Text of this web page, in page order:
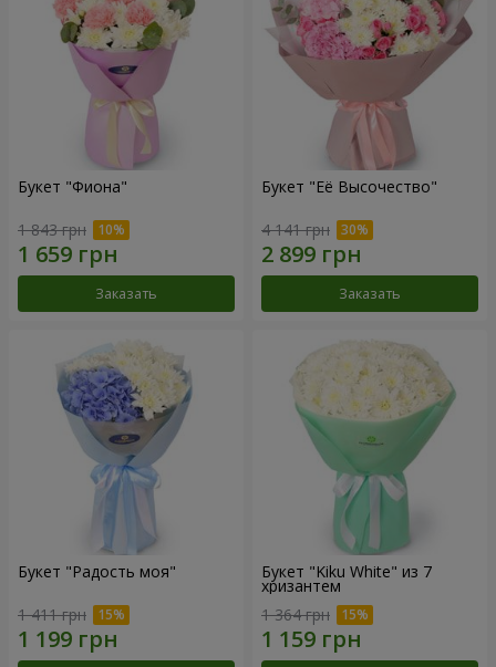
Букет "Фиона"
1 843 грн
Заказать
Букет "Её Высочество"
4 141 грн
Заказать
Букет "Радость моя"
1 411 грн
Букет "Kiku White" из 7
хризантем
1 364 грн